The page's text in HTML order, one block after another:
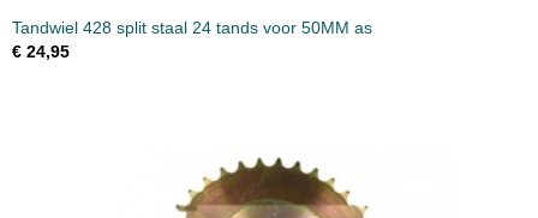
Tandwiel 428 split staal 24 tands voor 50MM as
€ 24,95